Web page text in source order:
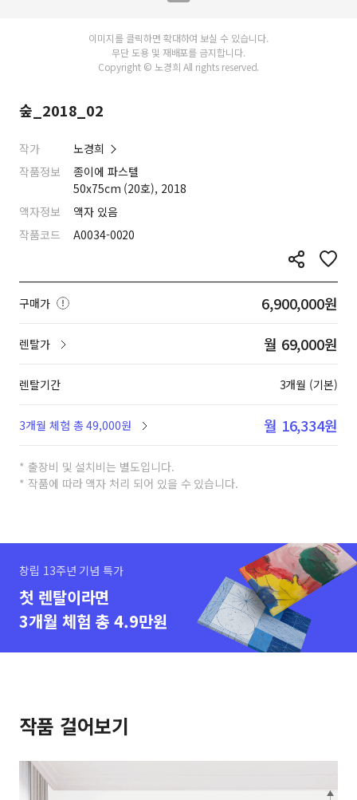
이미지를 클릭하면 확대하여 보실 수 있습니다.
무단 도용 및 재배포를 금지합니다.
Copyright © 노경희 All rights reserved.
숲_2018_02
작가
노경희
작품정보
종이에 파스텔
50x75cm (20호), 2018
액자정보
액자 있음
작품코드
A0034-0020
구매가 6,900,000원
렌탈가 월 69,000원
렌탈기간 3개월 (기본)
3개월 체험 총 49,000원 월 16,334원
* 출장비 및 설치비는 별도입니다.
* 작품에 따라 액자 처리 되어 있을 수 있습니다.
창립 13주년 기념 특가
첫 렌탈이라면
3개월 체험 총 4.9만원
작품 걸어보기